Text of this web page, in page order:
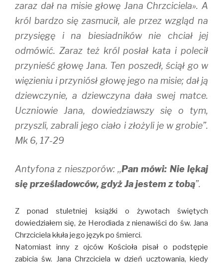
zaraz dał na misie głowę Jana Chrzciciela». A
król bardzo się zasmucił, ale przez wzgląd na
przysięgę i na biesiadników nie chciał jej
odmówić. Zaraz też król posłał kata i polecił
przynieść głowę Jana. Ten poszedł, ściął go w
więzieniu i przyniósł głowę jego na misie; dał ją
dziewczynie, a dziewczyna dała swej matce.
Uczniowie Jana, dowiedziawszy się o tym,
przyszli, zabrali jego ciało i złożyli je w grobie”.
Mk 6, 17-29
Antyfona z nieszporów:,,Pan mówi: Nie lękaj
się prześladowców, gdyż Ja jestem z tobą”.
Z ponad stuletniej książki o żywotach świętych
dowiedziałem się, że Herodiada z nienawiści do św. Jana
Chrzciciela kłuła jego język po śmierci.
Natomiast inny z ojców Kościoła pisał o podstępie
zabicia św. Jana Chrzciciela w dzień ucztowania, kiedy